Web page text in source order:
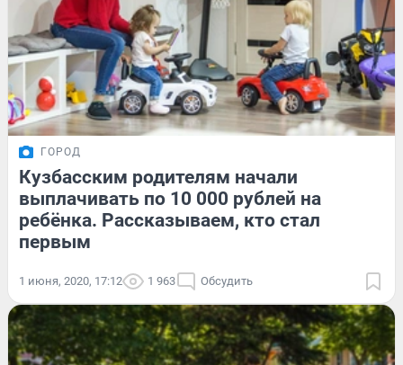
ГОРОД
Кузбасским родителям начали
выплачивать по 10 000 рублей на
ребёнка. Рассказываем, кто стал
первым
1 июня, 2020, 17:12 1 963 Обсудить